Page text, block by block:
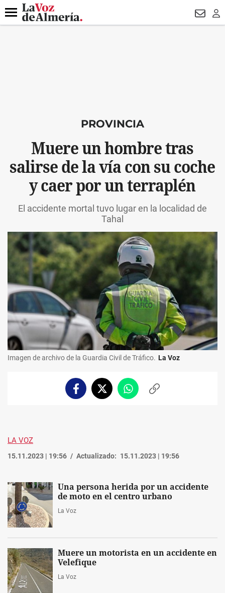
DESTACADO CONDENADOS
Menú
PROVINCIA
Muere un hombre tras
salirse de la vía con su coche
y caer por un terraplén
El accidente mortal tuvo lugar en la localidad de
Tahal
Imagen de archivo de la Guardia Civil de Tráfico. La Voz
FacebookTwitterWhatsappCopiar
LA VOZ
15.11.2023 | 19:56 Actualizado: 15.11.2023 | 19:56
Una persona herida por un accidente
de moto en el centro urbano
La Voz
Muere un motorista en un accidente en
Velefique
La Voz